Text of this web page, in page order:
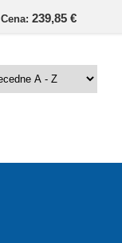
Cena: 239,85 €